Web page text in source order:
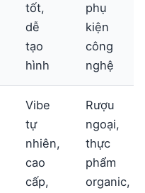
tốt,
dễ
tạo
hình
phụ
kiện
công
nghệ
Vibe
tự
nhiên,
cao
cấp,
Rượu
ngoại,
thực
phẩm
organic,